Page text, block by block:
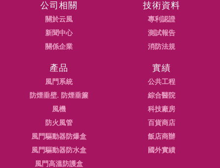
公司相關
關於云風
新聞中心
關係企業
技術資料
專利認證
測試報告
消防法規
產品
風門系統
防煙垂壁. 防煙垂簾
風機
防火風管
風門驅動器防爆盒
風門驅動器防水盒
風門高溫防護盒
實績
公共工程
綜合醫院
科技廠房
百貨商店
飯店商辦
國外實績